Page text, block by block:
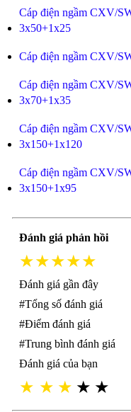
Cáp điện ngầm CXV/
3x50+1x25
Cáp điện ngầm CXV/
Cáp điện ngầm CXV/
3x70+1x35
Cáp điện ngầm CXV/
3x150+1x120
Cáp điện ngầm CXV/
3x150+1x95
Đánh giá phản hồi
★★★★★
Đánh giá gần đây
#Tổng số đánh giá
#Điểm đánh giá
#Trung bình đánh giá
Đánh giá của bạn
★ ★ ★ ★ ★